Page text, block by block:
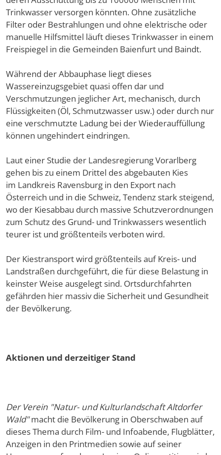
Trinkwasser versorgen könnten. Ohne zusätzliche
Filter oder Bestrahlungen und ohne elektrische oder
manuelle Hilfsmittel läuft dieses Trinkwasser in einem
Freispiegel in die Gemeinden Baienfurt und Baindt.
Während der Abbauphase liegt dieses
Wassereinzugsgebiet quasi offen dar und
Verschmutzungen jeglicher Art, mechanisch, durch
Flüssigkeiten (Öl, Schmutzwasser usw.) oder durch nur
eine verschmutzte Ladung bei der Wiederauffüllung
können ungehindert eindringen.
Laut einer Studie der Landesregierung Vorarlberg
gehen bis zu einem Drittel des abgebauten Kies
im Landkreis Ravensburg in den Export nach
Österreich und in die Schweiz, Tendenz stark steigend,
wo der Kiesabbau durch massive Schutzverordnungen
zum Schutz des Grund- und Trinkwassers wesentlich
teurer ist und größtenteils verboten wird.
Der Kiestransport wird größtenteils auf Kreis- und
Landstraßen durchgeführt, die für diese Belastung in
keinster Weise ausgelegt sind. Ortsdurchfahrten
gefährden hier massiv die Sicherheit und Gesundheit
der Bevölkerung.
Aktionen und derzeitiger Stand
Der Verein "Natur- und Kulturlandschaft Altdorfer
Wald"macht die Bevölkerung in Oberschwaben auf
dieses Thema durch Film- und Infoabende, Flugblätter,
Anzeigen in den Printmedien sowie auf seiner